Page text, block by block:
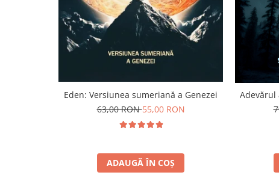
Eden: Versiunea sumeriană a Genezei
63,00 RON55,00 RON
ADAUGĂ ÎN COȘ
Adevărul